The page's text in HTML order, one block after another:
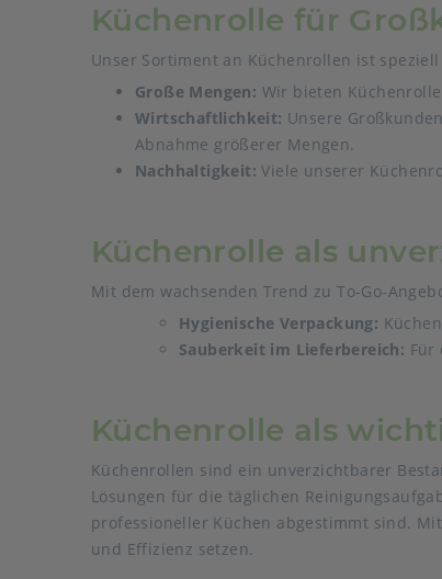
Küchenrolle für
Unser Sortiment an Küchenrollen ist
Große Mengen: Wir bieten
Wirtschaftlichkeit: Unsere
Abnahme größerer Mengen.
Nachhaltigkeit:Viele unserer
Küchenrolle als
Mit dem wachsenden Trend zu To-Go-
Hygienische Verpackung:
Sauberkeit im Lieferbereich: Für
Küchenrolle als
Küchenrollen sind ein unverzichtbarer
Lösungen für die täglichen
professioneller Küchen abgestimmt sind.
und Effizienz setzen.